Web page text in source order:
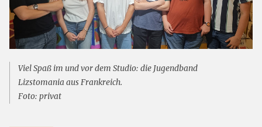
Viel Spaß im und vor dem Studio: die Jugendband
Lizstomania aus Frankreich.
Foto: privat